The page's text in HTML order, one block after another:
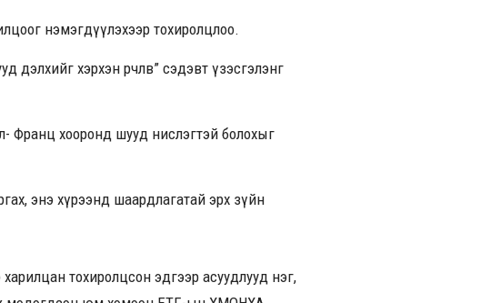
нэмэгдүүлэхээр тохиролцлоо.
хэрхэн өөрчлөв” сэдэвт үзэсгэлэнг
Франц хооронд шууд нислэгтэй болохыг
энэ хүрээнд шаардлагатай эрх зүйн
тохиролцсон эдгээр асуудлууд нэг,